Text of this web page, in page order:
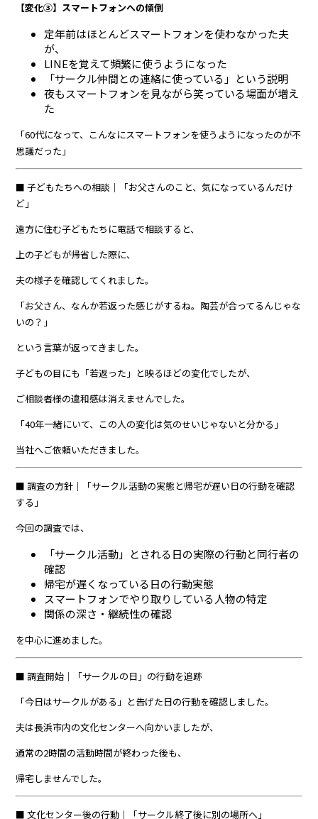
【変化③】スマートフォンへの傾倒
定年前はほとんどスマートフォンを使わなかった夫
が、
LINEを覚えて頻繁に使うようになった
「サークル仲間との連絡に使っている」という説明
夜もスマートフォンを見ながら笑っている場面が増え
た
「60代になって、こんなにスマートフォンを使うようになったのが不
思議だった」
■ 子どもたちへの相談｜「お父さんのこと、気になっているんだけ
ど」
遠方に住む子どもたちに電話で相談すると、
上の子どもが帰省した際に、
夫の様子を確認してくれました。
「お父さん、なんか若返った感じがするね。陶芸が合ってるんじゃな
いの？」
という言葉が返ってきました。
子どもの目にも「若返った」と映るほどの変化でしたが、
ご相談者様の違和感は消えませんでした。
「40年一緒にいて、この人の変化は気のせいじゃないと分かる」
当社へご依頼いただきました。
■ 調査の方針｜「サークル活動の実態と帰宅が遅い日の行動を確認
する」
今回の調査では、
「サークル活動」とされる日の実際の行動と同行者の
確認
帰宅が遅くなっている日の行動実態
スマートフォンでやり取りしている人物の特定
関係の深さ・継続性の確認
を中心に進めました。
■ 調査開始｜「サークルの日」の行動を追跡
「今日はサークルがある」と告げた日の行動を確認しました。
夫は長浜市内の文化センターへ向かいましたが、
通常の2時間の活動時間が終わった後も、
帰宅しませんでした。
■ 文化センター後の行動｜「サークル終了後に別の場所へ」